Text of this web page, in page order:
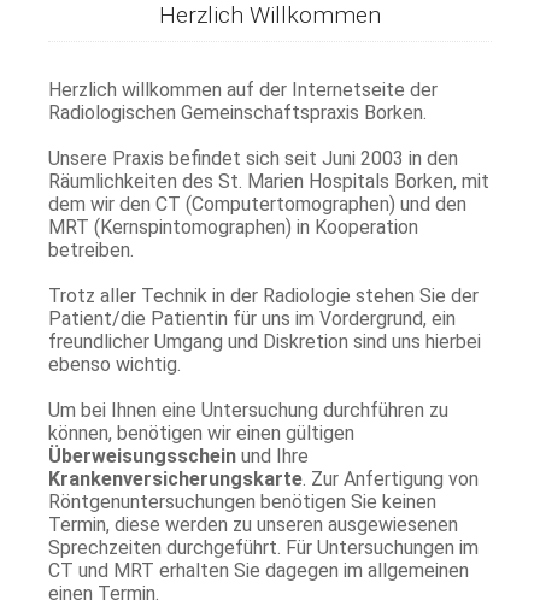
Herzlich Willkommen
Herzlich willkommen auf der Internetseite der
Radiologischen Gemeinschaftspraxis Borken.
Unsere Praxis befindet sich seit Juni 2003 in den
Räumlichkeiten des St. Marien Hospitals Borken, mit
dem wir den CT (Computertomographen) und den
MRT (Kernspintomographen) in Kooperation
betreiben.
Trotz aller Technik in der Radiologie stehen Sie der
Patient/die Patientin für uns im Vordergrund, ein
freundlicher Umgang und Diskretion sind uns hierbei
ebenso wichtig.
Um bei Ihnen eine Untersuchung durchführen zu
können, benötigen wir einen gültigen
Überweisungsschein und Ihre
Krankenversicherungskarte. Zur Anfertigung von
Röntgenuntersuchungen benötigen Sie keinen
Termin, diese werden zu unseren ausgewiesenen
Sprechzeiten durchgeführt. Für Untersuchungen im
CT und MRT erhalten Sie dagegen im allgemeinen
einen Termin.